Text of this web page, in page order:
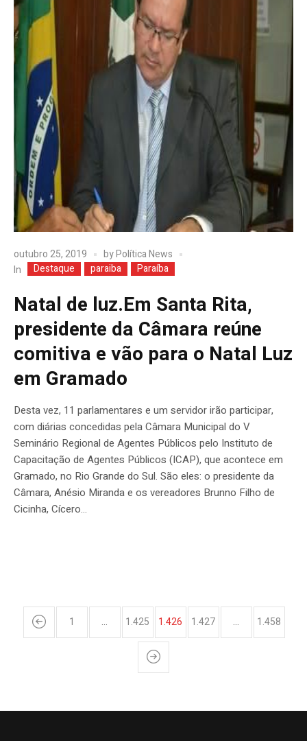
outubro 25, 2019 byPolítica News
In
Destaque paraiba Paraíba
Natal de luz.Em Santa Rita,
presidente da Câmara reúne
comitiva e vão para o Natal Luz
em Gramado
Desta vez, 11 parlamentares e um servidor irão participar,
com diárias concedidas pela Câmara Municipal do V
Seminário Regional de Agentes Públicos pelo Instituto de
Capacitação de Agentes Públicos (ICAP), que acontece em
Gramado, no Rio Grande do Sul. São eles: o presidente da
Câmara, Anésio Miranda e os vereadores Brunno Filho de
Cicinha, Cícero...
1 … 1.425 1.426 1.427 … 1.458